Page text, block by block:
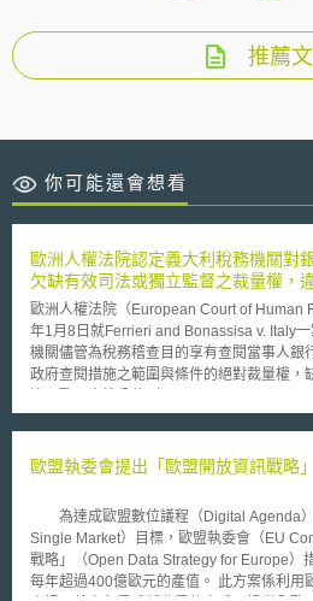
推薦
你可能還會想看
歐洲人權法院認定義大利稅務機關對
欠缺有效司法或獨立監督之裁量權，
歐洲人權法院（European Court of Human
年1月8日就Ferrieri and Bonassisa v. Italy
機關儘管為稅務稽查目的享有查閱當事人銀
政府查閱措施之範圍與條件的絕對裁量權，
隱私權之保障。 本案起源於申訴人接獲其銀行通知，表示接獲稅務機關要
紀錄及其他金融活動之資料。銀行並表示將配合
而賦予稅務機關不受約束的裁量空間。 義大利稅務機關則回應，為履行其
「核查納稅人提交的申報資料及繳納款項，
應繳稅款的核定與徵收」職權，法律賦予其
之權限。 法院強調，凡涉及人權的政府措施，均必須保障個人免受任意干
歐盟執委會提出「歐盟開放資訊戰略」
為達成歐盟數位議程（Digital Agenda）
Single Market）目標，歐盟執委會（EU
戰略」（Open Data Strategy for Europe）
每年超過400億歐元的產值。 此方案係利用